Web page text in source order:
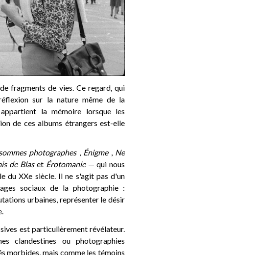
fragments de vies. Ce regard, qui
sur la nature même de la
la mémoire lorsque les
de ces albums étrangers est-elle
photographes, Énigme, Ne
de Blaset Érotomanie— qui nous
du XXe siècle. Il ne s'agit pas d'un
sociaux de la photographie :
urbaines, représenter le désir
est particulièrement révélateur.
clandestines ou photographies
morbides, mais comme les témoins